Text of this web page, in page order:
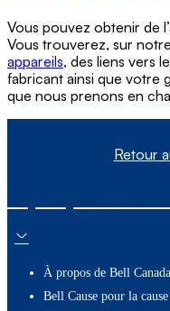
Vous pouvez obtenir de
Vous trouverez, sur notre
appareils, des liens vers
fabricant ainsi que votre
que nous prenons en
Retour
À propos de Bell Canada
Bell Cause pour la cause